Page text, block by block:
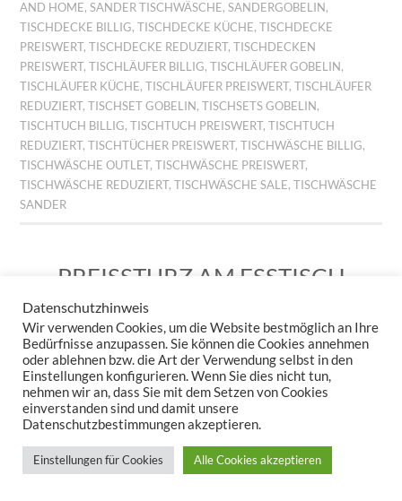
AND HOME,SANDER TISCHWÄSCHE,SANDERGOBELIN ,
TISCHDECKE BILLIG,TISCHDECKE KÜCHE,TISCHDECKE
PREISWERT,TISCHDECKE REDUZIERT,TISCHDECKEN
PREISWERT,TISCHLÄUFER BILLIG,TISCHLÄUFER GOBELIN ,
TISCHLÄUFER KÜCHE,TISCHLÄUFER PREISWERT,TISCHLÄUFER
REDUZIERT,TISCHSET GOBELIN ,TISCHSETS GOBELIN ,
TISCHTUCH BILLIG,TISCHTUCH PREISWERT,TISCHTUCH
REDUZIERT,TISCHTÜCHER PREISWERT,TISCHWÄSCHE BILLIG,
TISCHWÄSCHE OUTLET,TISCHWÄSCHE PREISWERT,
TISCHWÄSCHE REDUZIERT,TISCHWÄSCHE SALE,TISCHWÄSCHE
SANDER
PREISSTURZ AM ESSTISCH
– JETZT WIRD’S WILD!
29. JUNI 2026 KERSTIN STEPPUHN
HINTERLASSE EINEN
KOMMENTAR
Datenschutzhinweis
Wir verwenden Cookies, um die Website bestmöglich an Ihre
Bedürfnisse anzupassen. Sie können die Cookies annehmen
oder ablehnen bzw. die Art der Verwendung selbst in den
Einstellungen konfigurieren. Wenn Sie dies nicht tun,
nehmen wir an, dass Sie mit dem Setzen von Cookies
einverstanden sind und damit unsere
Datenschutzbestimmungen akzeptieren.
Einstellungen für Cookies Alle Cookies akzeptieren